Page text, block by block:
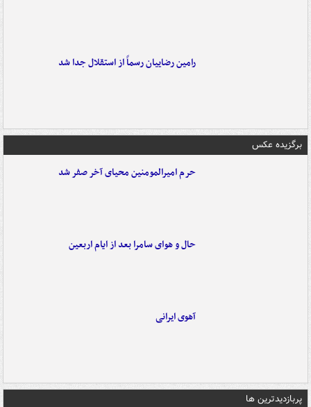
رامین رضاییان رسماً از استقلال جدا شد
برگزیده عکس
حرم امیرالمومنین محیای آخر صفر شد
حال و هوای سامرا بعد از ایام اربعین
آهوی ایرانی
پربازدیدترین ها